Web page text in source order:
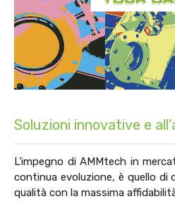
Soluzioni innovative e
L’impegno di AMMtech in
continua evoluzione, è quello
qualità con la massima